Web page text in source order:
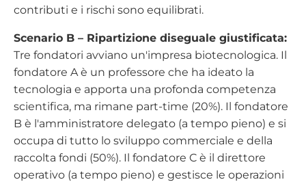
contributi e i rischi sono equilibrati.
Scenario B – Ripartizione diseguale giustificata:
Tre fondatori avviano un'impresa biotecnologica. Il
fondatore A è un professore che ha ideato la
tecnologia e apporta una profonda competenza
scientifica, ma rimane part-time (20%). Il fondatore
B è l'amministratore delegato (a tempo pieno) e si
occupa di tutto lo sviluppo commerciale e della
raccolta fondi (50%). Il fondatore C è il direttore
operativo (a tempo pieno) e gestisce le operazioni